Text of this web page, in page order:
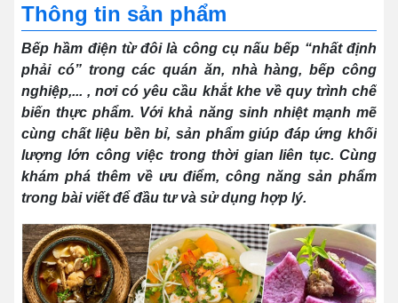
Thông tin sản phẩm
Bếp hầm điện từ đôi là công cụ nấu bếp “nhất định
phải có” trong các quán ăn, nhà hàng, bếp công
nghiệp,... , nơi có yêu cầu khắt khe về quy trình chế
biến thực phẩm. Với khả năng sinh nhiệt mạnh mẽ
cùng chất liệu bền bỉ, sản phẩm giúp đáp ứng khối
lượng lớn công việc trong thời gian liên tục. Cùng
khám phá thêm về ưu điểm, công năng sản phẩm
trong bài viết để đầu tư và sử dụng hợp lý.